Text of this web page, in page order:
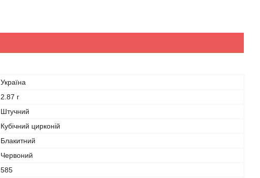
Україна
2.87 г
Штучний
Кубічний цирконій
Блакитний
Червоний
585